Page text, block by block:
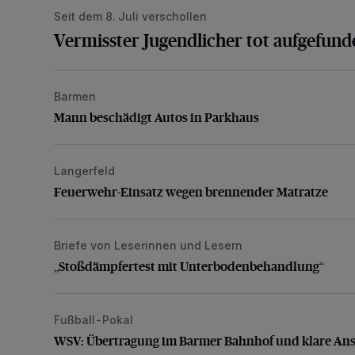
Seit dem 8. Juli verschollen
Vermisster Jugendlicher tot
Mann beschädigt Autos in Parkhaus
Barmen
Mann beschädigt Autos in Parkhaus
Feuerwehr-Einsatz wegen brennender Matratze
Langerfeld
Feuerwehr-Einsatz wegen brennender Matratze
„Stoßdämpfertest mit Unterbodenbehandlung“
Briefe von Leserinnen und Lesern
„Stoßdämpfertest mit Unterbodenbehandlung“
WSV: Übertragung im Barmer Bahnhof und klare
Fußball-Pokal
WSV: Übertragung im Barmer Bahnhof und klare